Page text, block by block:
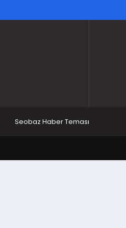
Seobaz Haber Teması